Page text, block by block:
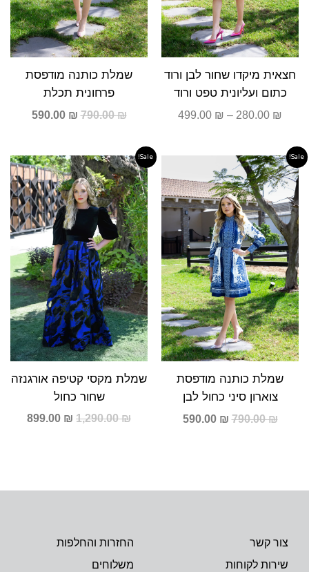
חצאית מיקדו שחור לבן ורוד
כתום ועליונית טפט ורוד
280.00 ₪
–
499.00 ₪
שמלת כותנה מודפסת
פרחונית תכלת
790.00₪
590.00 ₪
Sale!
שמלת כותנה מודפסת
צוארון סיני כחול לבן
790.00₪
המקורי
היה:
790.00 ₪.
590.00 ₪
המחיר
הנוכחי
הוא:
590.00 ₪.
Sale!
שמלת מקסי קטיפה אורגנזה
שחור כחול
1,290.00₪
המחיר
המקורי
היה:
1,290.00 ₪.
899.00 ₪
הוא:
₪.
צור קשר
שירות לקוחות
החזרות והחלפות
משלוחים